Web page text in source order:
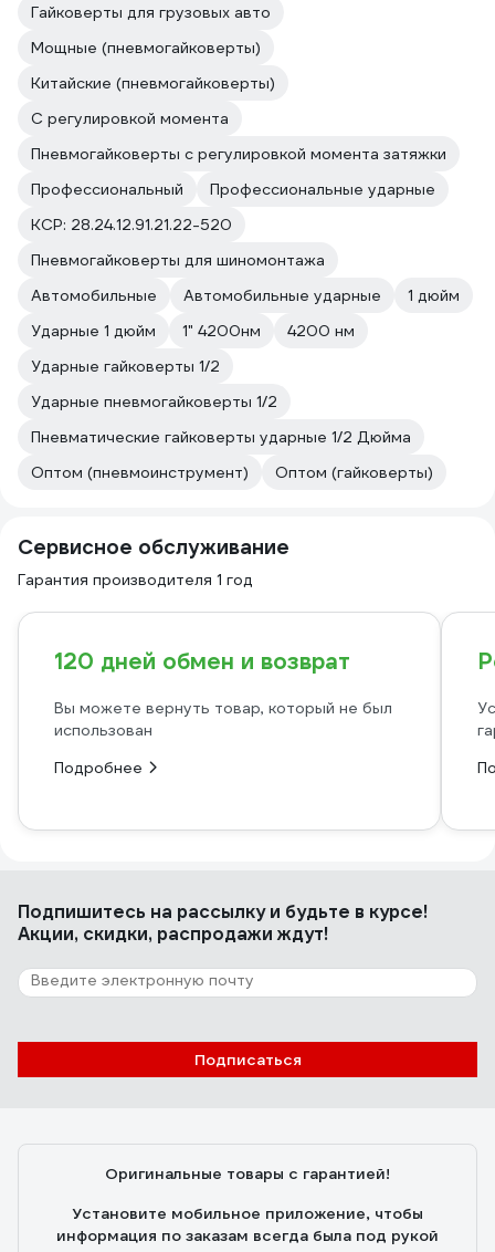
Гайковерты для грузовых авто
Мощные (пневмогайковерты)
Китайские (пневмогайковерты)
С регулировкой момента
Пневмогайковерты с регулировкой момента затяжки
Профессиональный
Профессиональные ударные
КСР: 28.24.12.91.21.22-520
Пневмогайковерты для шиномонтажа
Автомобильные
Автомобильные ударные
1 дюйм
Ударные 1 дюйм
1" 4200нм
4200 нм
Ударные гайковерты 1/2
Ударные пневмогайковерты 1/2
Пневматические гайковерты ударные 1/2 Дюйма
Оптом (пневмоинструмент)
Оптом (гайковерты)
Сервисное обслуживание
Гарантия производителя 1 год
120 дней обмен и возврат
Вы можете вернуть товар, который не был
использован
Подробнее
Подпишитесь на рассылкуи будьте в курсе!
Акции, скидки, распродажи ждут!
Подписаться
Оригинальные товары с гарантией!
Установите мобильное приложение, чтобы
информация по заказам всегда была под рукой